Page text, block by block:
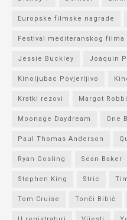
Europske filmske nagrade
Festival mediteranskog filma
Jessie Buckley Joaquin
Kinoljubac Povjerljivo
Kratki rezovi Margot
Moonage Daydream One
Paul Thomas Anderson
Ryan Gosling Sean Baker
Stephen King Stric
Tom Cruise Tonči Bibić